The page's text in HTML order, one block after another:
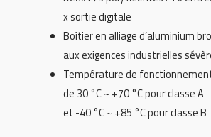
x sortie digitale
Boîtier en alliage d’aluminium
aux exigences industrielles
Température de
de 30 °C ~ +70 °C pour classe A
et -40 °C ~ +85 °C pour classe B